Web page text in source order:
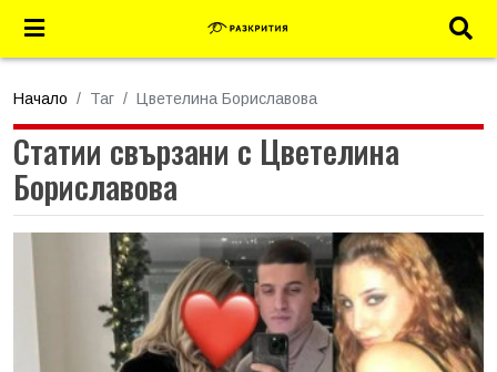
Начало Таг Цветелина Бориславова
Статии свързани с Цветелина
Бориславова